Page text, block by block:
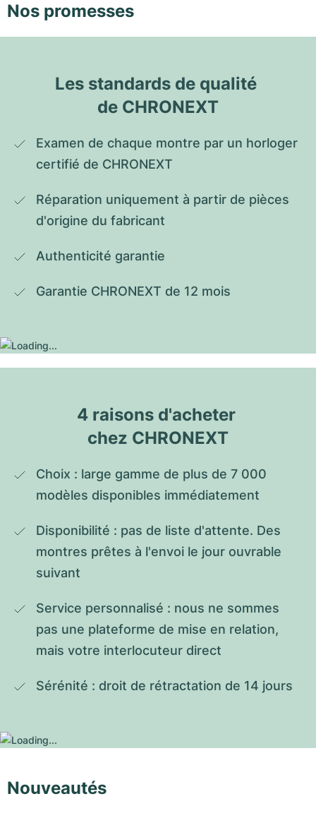
Nos promesses
Les standards de qualité
de CHRONEXT
Examen de chaque montre par un horloger
certifié de CHRONEXT
Réparation uniquement à partir de pièces
d'origine du fabricant
Authenticité garantie
Garantie CHRONEXT de 12 mois
4 raisons d'acheter
chez CHRONEXT
Choix : large gamme de plus de 7 000
modèles disponibles immédiatement
Disponibilité : pas de liste d'attente. Des
montres prêtes à l'envoi le jour ouvrable
suivant
Service personnalisé : nous ne sommes
pas une plateforme de mise en relation,
mais votre interlocuteur direct
Sérénité : droit de rétractation de 14 jours
Nouveautés